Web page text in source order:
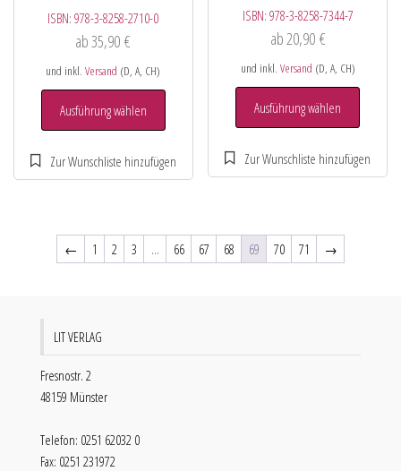
ISBN:978-3-8258-2710-0
ab35,90€
und inkl.Versand (D, A, CH)
Ausführung wählen
ISBN: 978-3-8258-7344-7
ab20,90 €
und inkl. Versand (D, A, CH)
Ausführung wählen
← 1 2 3 … 66 67 68 69 70 71 →
LIT VERLAG
Fresnostr. 2
48159 Münster
Telefon: 0251 62032 0
Fax: 0251 231972